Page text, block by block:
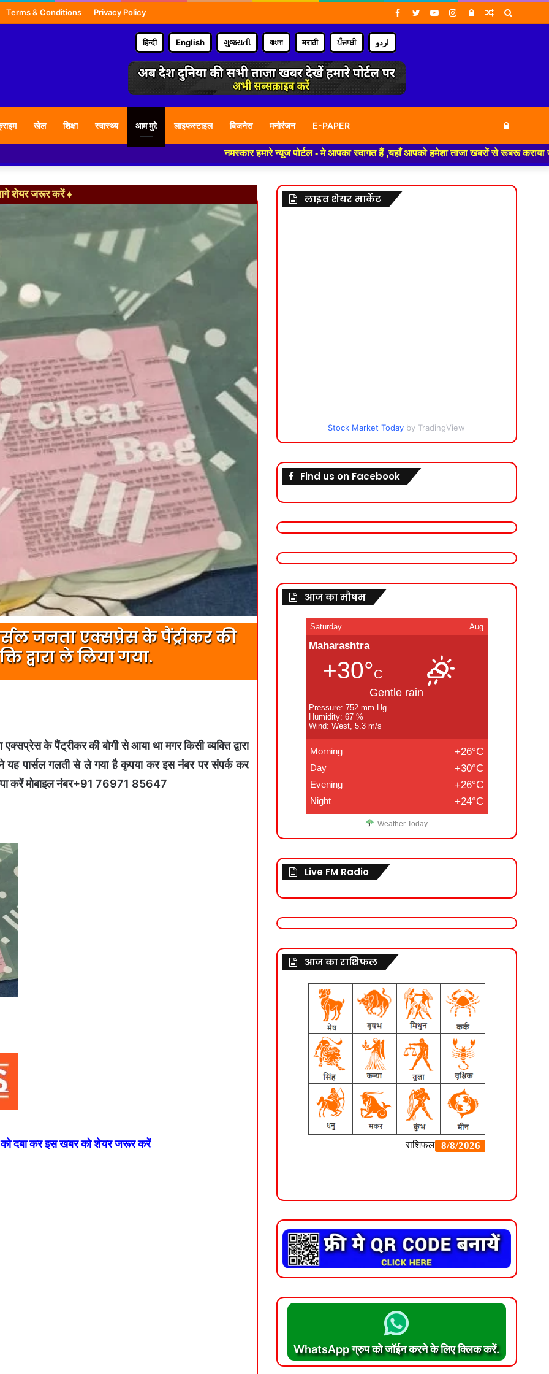
Terms & Conditions Privacy Policy Random
Log
Instagram
YouTube
Twitter
Facebook
हिन्दी English ગુજરાતી বাংলা मराठी ਪੰਜਾਬੀ اردو
खेल शिक्षा स्वास्थ्य आम मुद्दे लाइफस्टाइल बिजनेस मनोरंजन E-PAPER Log
In
नमस्कार हमारे न्यूज पोर्टल - मे आपका स्वागत हैं ,यहाँ आपको हमेशा ताजा खबरों से रूबरू कराया जाएगा ,
शेयर जरूर करें ♦
जनता एक्सप्रेस के पैंट्रीकर की
द्वारा ले लिया गया.
के पैंट्रीकर की बोगी से आया था मगर किसी व्यक्ति द्वारा
यह पार्सल गलती से ले गया है कृपया कर इस नंबर पर संपर्क कर
करें मोबाइल नंबर+91 76971 85647
को दबा कर इस खबर को शेयर जरूर करें
लाइव शेयर मार्केट
Stock Market Today by TradingView
Find us on Facebook
आज का मौषम
Saturday Aug
Maharashtra
+30°C
Gentle rain
Pressure: 752 mm Hg
Humidity: 67 %
Wind: West, 5.3 m/s
Morning +26°C
Day +30°C
Evening +26°C
Night +24°C
Weather Today
Live FM Radio
आज का राशिफल
WhatsApp ग्रुप को जॉईन करने के लिए क्लिक करें.